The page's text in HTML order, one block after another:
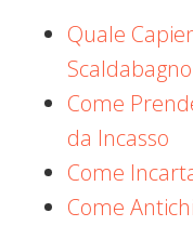
Quale
Come
da Incasso
Come
Come